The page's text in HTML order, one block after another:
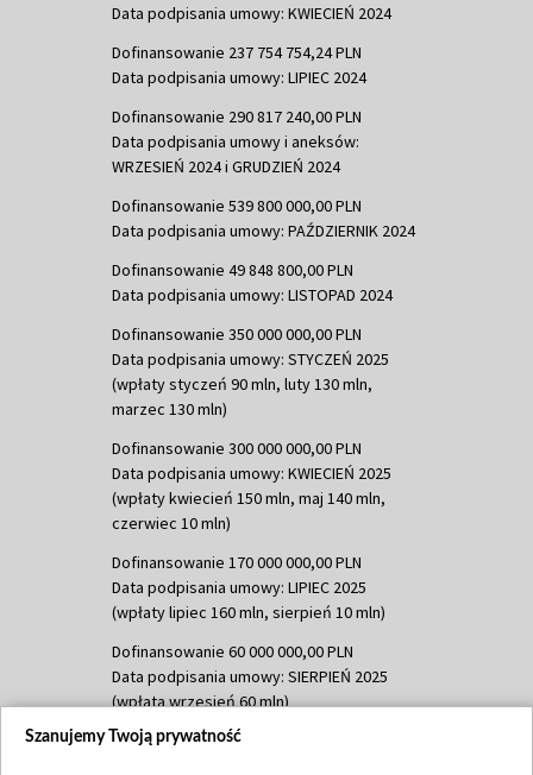
Data podpisania umowy: KWIECIEŃ 2024
Dofinansowanie 237 754 754,24 PLN
Data podpisania umowy: LIPIEC 2024
Dofinansowanie 290 817 240,00 PLN
Data podpisania umowy i aneksów:
WRZESIEŃ 2024 i GRUDZIEŃ 2024
Dofinansowanie 539 800 000,00 PLN
Data podpisania umowy: PAŹDZIERNIK 2024
Dofinansowanie 49 848 800,00 PLN
Data podpisania umowy: LISTOPAD 2024
Dofinansowanie 350 000 000,00 PLN
Data podpisania umowy: STYCZEŃ 2025
(wpłaty styczeń 90 mln, luty 130 mln,
marzec 130 mln)
Dofinansowanie 300 000 000,00 PLN
Data podpisania umowy: KWIECIEŃ 2025
(wpłaty kwiecień 150 mln, maj 140 mln,
czerwiec 10 mln)
Dofinansowanie 170 000 000,00 PLN
Data podpisania umowy: LIPIEC 2025
(wpłaty lipiec 160 mln, sierpień 10 mln)
Dofinansowanie 60 000 000,00 PLN
Data podpisania umowy: SIERPIEŃ 2025
(wpłata wrzesień 60 mln)
Dofinansowanie 635 783 051,21 PLN
Szanujemy Twoją prywatność